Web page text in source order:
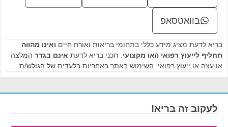
בוואטסאפ
בריא לדעת מציג מידע כללי בתחומי בריאות ואורח חיים ואינו מהווה
תחליף לייעוץ רפואי ו/או מקצועי . תכני בריא לדעת אינם בגדר המלצה
או עצה או ייעוץ רפואי. השימוש באתר באחריות בלעדית של הגולש/ת.
לעקוב זה בריא!